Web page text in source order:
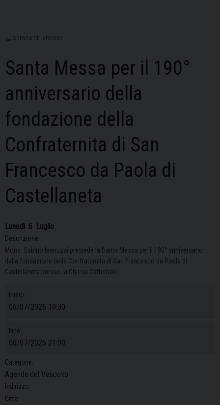
AGENDA DEL VESCOVO
Santa Messa per il 190°
anniversario della
fondazione della
Confraternita di San
Francesco da Paola di
Castellaneta
Lunedì 6 Luglio
Descrizione:
Mons. Sabino Iannuzzi presiede la Santa Messa per il 190° anniversario
della fondazione della Confraternita di San Francesco da Paola di
Castellaneta presso la Chiesa Cattedrale.
Inizio:
06/07/2026 19:30
Fine:
06/07/2026 21:00
Categorie:
Agenda del Vescovo
Indirizzo:
Città: